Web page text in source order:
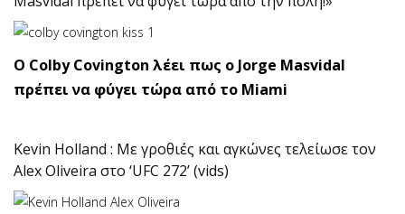
O Colby Covington λέει πως ο Jorge Masvidal
πρέπει να φύγει τώρα από το Miami
Kevin Holland : Με γροθιές και αγκώνες τελείωσε τον
Alex Oliveira στο ‘UFC 272’ (vids)